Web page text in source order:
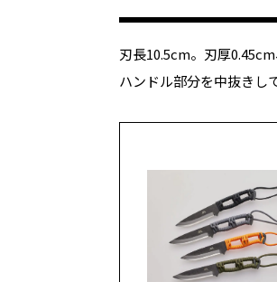
刃長10.5cm。刃厚
ハンドル部分を中抜きし